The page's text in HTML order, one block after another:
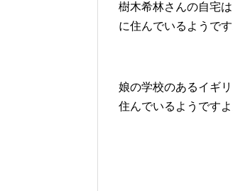
樹木希林さんの自宅
に住んでいるようです
娘の学校のあるイギ
住んでいるようですよ